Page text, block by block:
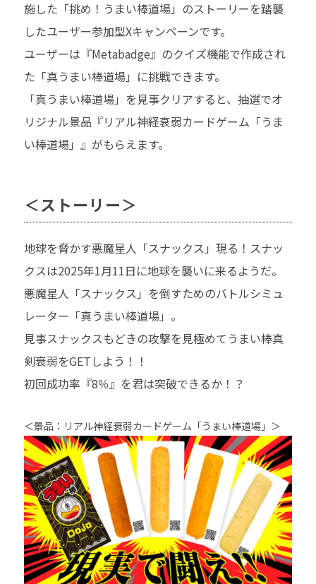
施した「挑め！うまい棒道場」のストーリーを踏襲
したユーザー参加型Xキャンペーンです。
ユーザーは『Metabadge』のクイズ機能で作成され
た「真うまい棒道場」に挑戦できます。
「真うまい棒道場」を見事クリアすると、抽選でオ
リジナル景品『リアル神経衰弱カードゲーム「うま
い棒道場」』がもらえます。
＜ストーリー＞
地球を脅かす悪魔星人「スナックス」現る！スナッ
クスは2025年1月11日に地球を襲いに来るようだ。
悪魔星人「スナックス」を倒すためのバトルシミュ
レーター「真うまい棒道場」。
見事スナックスもどきの攻撃を見極めてうまい棒真
剣衰弱をGETしよう！！
初回成功率『8％』を君は突破できるか！？
＜景品：リアル神経衰弱カードゲーム「うまい棒道場」＞